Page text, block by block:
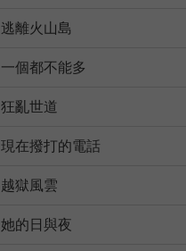
逃離火山島
一個都不能多
狂亂世道
現在撥打的電話
越獄風雲
她的日與夜